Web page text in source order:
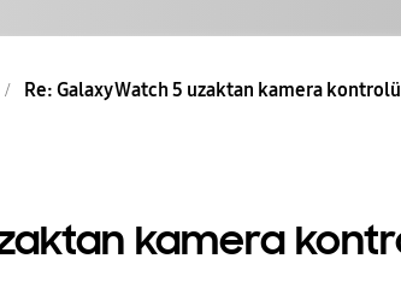
Re: Galaxy Watch 5 uzaktan kamera kontrolü
kamera